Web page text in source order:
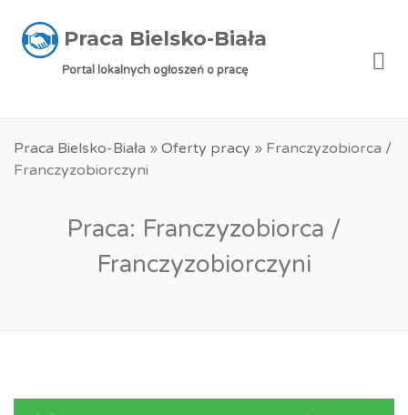
Praca Bielsko-Biała
Portal lokalnych ogłoszeń o pracę
Praca Bielsko-Biała » Oferty pracy » Franczyzobiorca /
Franczyzobiorczyni
Praca: Franczyzobiorca /
Franczyzobiorczyni